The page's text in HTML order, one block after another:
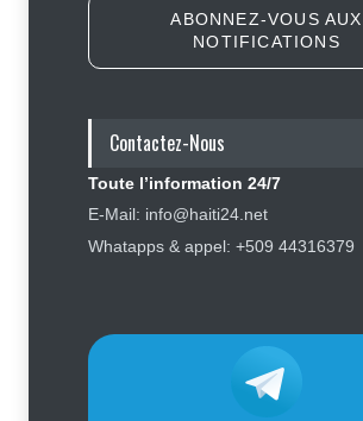
Services,Social, Sport
Politique
Appuyé par les États-
ABONNEZ-VOUS AUX
NOTIFICATIONS
Contactez-Nous
Toute l’information 24/7
E-Mail: info@haiti24.net
Whatapps & appel: +509 44316379